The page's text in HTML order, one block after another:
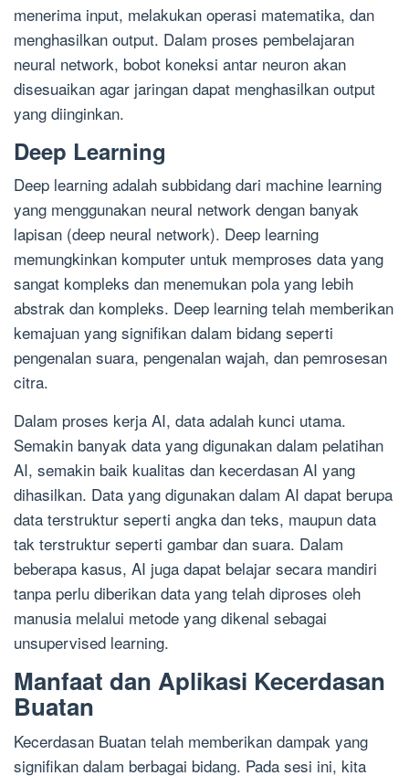
menerima input, melakukan operasi matematika, dan
menghasilkan output. Dalam proses pembelajaran
neural network, bobot koneksi antar neuron akan
disesuaikan agar jaringan dapat menghasilkan output
yang diinginkan.
Deep Learning
Deep learning adalah subbidang dari machine learning
yang menggunakan neural network dengan banyak
lapisan (deep neural network). Deep learning
memungkinkan komputer untuk memproses data yang
sangat kompleks dan menemukan pola yang lebih
abstrak dan kompleks. Deep learning telah memberikan
kemajuan yang signifikan dalam bidang seperti
pengenalan suara, pengenalan wajah, dan pemrosesan
citra.
Dalam proses kerja AI, data adalah kunci utama.
Semakin banyak data yang digunakan dalam pelatihan
AI, semakin baik kualitas dan kecerdasan AI yang
dihasilkan. Data yang digunakan dalam AI dapat berupa
data terstruktur seperti angka dan teks, maupun data
tak terstruktur seperti gambar dan suara. Dalam
beberapa kasus, AI juga dapat belajar secara mandiri
tanpa perlu diberikan data yang telah diproses oleh
manusia melalui metode yang dikenal sebagai
unsupervised learning.
Manfaat dan Aplikasi Kecerdasan
Buatan
Kecerdasan Buatan telah memberikan dampak yang
signifikan dalam berbagai bidang. Pada sesi ini, kita